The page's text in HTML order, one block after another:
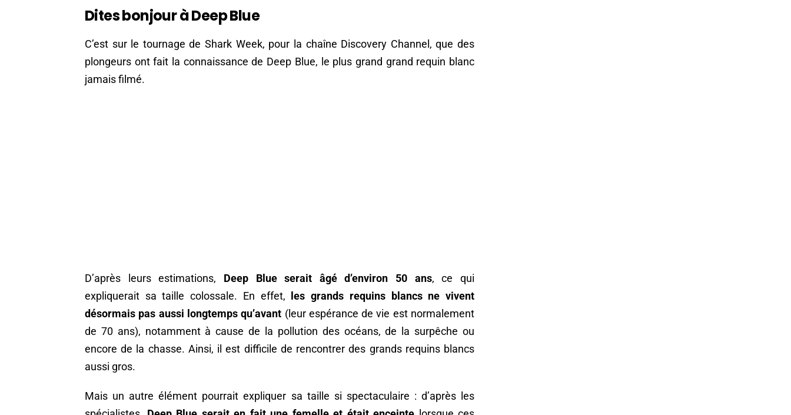
Dites bonjour à Deep Blue
C’est sur le tournage de Shark Week, pour la chaîne Discovery Channel, que des
plongeurs ont fait la connaissance de Deep Blue, le plus grand grand requin blanc
jamais filmé.
D’après leurs estimations, Deep Blue serait âgé d’environ 50 ans, ce qui
expliquerait sa taille colossale. En effet,
les grands requins blancs ne vivent
désormais pas aussi longtemps qu’avant (leur espérance de vie est normalement
de 70 ans), notamment à cause de la pollution des océans, de la surpêche ou
encore de la chasse. Ainsi, il est difficile de rencontrer des grands requins blancs
aussi gros.
Mais un autre élément pourrait expliquer sa taille si spectaculaire : d’après les